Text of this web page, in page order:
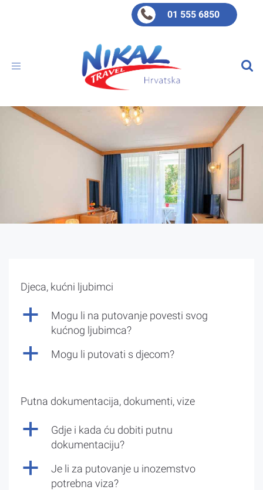
01 555 6850
Toggle
Djeca, kućni ljubimci
a
Mogu li na putovanje povesti svog
kućnog ljubimca?
a Mogu li putovati s djecom?
Putna dokumentacija, dokumenti, vize
a
Gdje i kada ću dobiti putnu
dokumentaciju?
a
Je li za putovanje u inozemstvo
potrebna viza?